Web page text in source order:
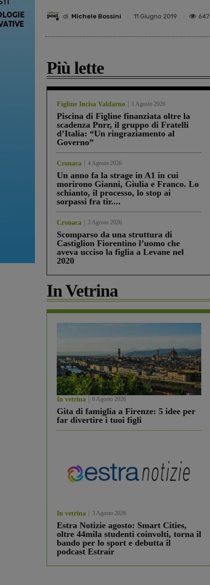
di Michele Bossini 11 Giugno 2019 647
Più lette
Figline Incisa Valdarno 1 Agosto 2026
Piscina di Figline finanziata oltre la
scadenza Pnrr, il gruppo di Fratelli
d’Italia: “Un ringraziamento al
Governo”
Cronaca 4 Agosto 2026
Un anno fa la strage in A1 in cui
morirono Gianni, Giulia e Franco. Lo
schianto, il processo, lo stop ai
sorpassi fra tir....
Cronaca 3 Agosto 2026
Scomparso da una struttura di
Castiglion Fiorentino l’uomo che
aveva ucciso la figlia a Levane nel
2020
In Vetrina
In vetrina 6 Agosto 2026
Gita di famiglia a Firenze: 5 idee per
far divertire i tuoi figli
In vetrina 3 Agosto 2026
Estra Notizie agosto: Smart Cities,
oltre 44mila studenti coinvolti, torna il
bando per lo sport e debutta il
podcast Estrair